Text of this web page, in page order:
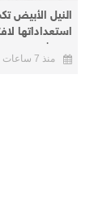
النيل الأبيض
استعداداتها
مستشفى عمر
بمنطقة نعيمة
منذ 7 ساعات